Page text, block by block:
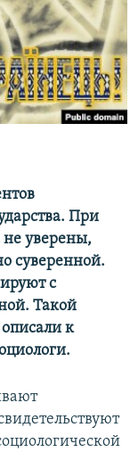
При
уверены,
суверенной.
с
Такой
к